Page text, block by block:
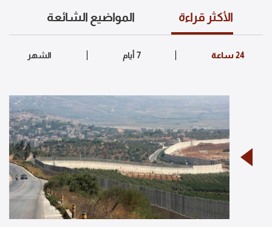
الأكثر قراءة المواضيع الشائعة